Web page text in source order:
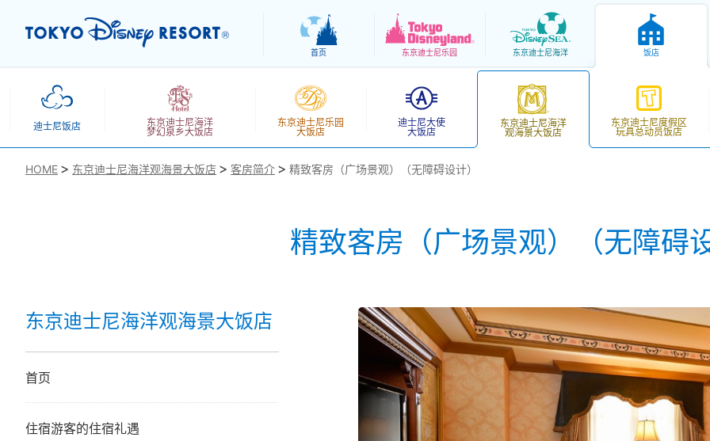
首页 东京迪士尼乐园 东京迪士尼海洋 饭店
迪士尼饭店
东京迪士尼海洋
梦幻泉乡大饭店
东京迪士尼乐园
大饭店
迪士尼大使
大饭店
东京迪士尼海洋
观海景大饭店
东京迪士尼度假区
玩具总动员饭店
HOME 东京迪士尼海洋观海景大饭店 客房简介 精致客房（广场景观）（无障碍设计）
精致客房（广场景观）（无障碍
东京迪士尼海洋观海景大饭店
首页
住宿游客的住宿礼遇